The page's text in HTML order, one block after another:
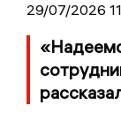
29/07/2026